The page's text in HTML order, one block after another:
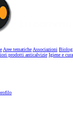
Aree tematicheAssociazioni
prodotti anticalvizie Igiene e cura